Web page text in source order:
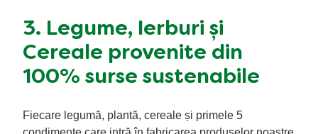
3. Legume, Ierburi și
Cereale provenite din
100% surse sustenabile
Fiecare legumă, plantă, cereale și primele 5